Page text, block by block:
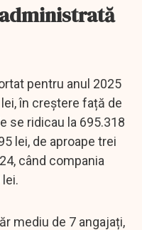
pentru anul 2025
în creștere față de
se ridicau la 695.318
lei, de aproape trei
când compania
mediu de 7 angajați,